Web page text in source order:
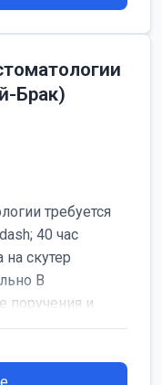
Брак)
требуется
40 час
скутер
В
и ...